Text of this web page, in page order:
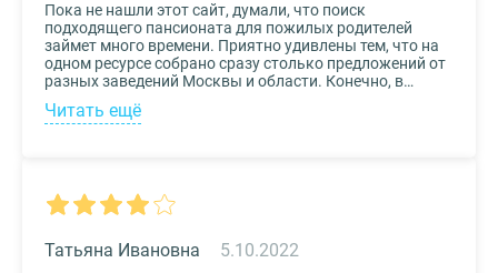
Пока не нашли этот сайт, думали, что поиск
подходящего пансионата для пожилых родителей
займет много времени. Приятно удивлены тем, что на
одном ресурсе собрано сразу столько предложений от
разных заведений Москвы и области. Конечно, в
приоритете был выбор по месту расположения –
хотелось бы, чтоб пансионат находился недалеко от
подробная, что определиться на наиболее подходящем
сервис!
Читать ещё
5.10.2022
Татьяна Ивановна